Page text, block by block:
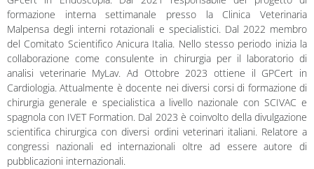
formazione interna settimanale presso la Clinica Veterinaria
Malpensa degli interni rotazionali e specialistici. Dal 2022 membro
del Comitato Scientifico Anicura Italia. Nello stesso periodo inizia la
collaborazione come consulente in chirurgia per il laboratorio di
analisi veterinarie MyLav. Ad Ottobre 2023 ottiene il GPCert in
Cardiologia. Attualmente è docente nei diversi corsi di formazione di
chirurgia generale e specialistica a livello nazionale con SCIVAC e
spagnola con IVET Formation. Dal 2023 è coinvolto della divulgazione
scientifica chirurgica con diversi ordini veterinari italiani. Relatore a
congressi nazionali ed internazionali oltre ad essere autore di
pubblicazioni internazionali.